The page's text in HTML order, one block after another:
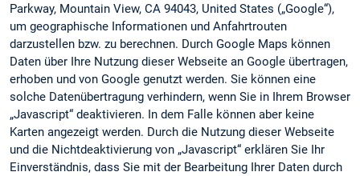
Parkway, Mountain View, CA 94043, United States („Google“),
um geographische Informationen und Anfahrtrouten
darzustellen bzw. zu berechnen. Durch Google Maps können
Daten über Ihre Nutzung dieser Webseite an Google übertragen,
erhoben und von Google genutzt werden. Sie können eine
solche Datenübertragung verhindern, wenn Sie in Ihrem Browser
„Javascript“ deaktivieren. In dem Falle können aber keine
Karten angezeigt werden. Durch die Nutzung dieser Webseite
und die Nichtdeaktivierung von „Javascript“ erklären Sie Ihr
Einverständnis, dass Sie mit der Bearbeitung Ihrer Daten durch